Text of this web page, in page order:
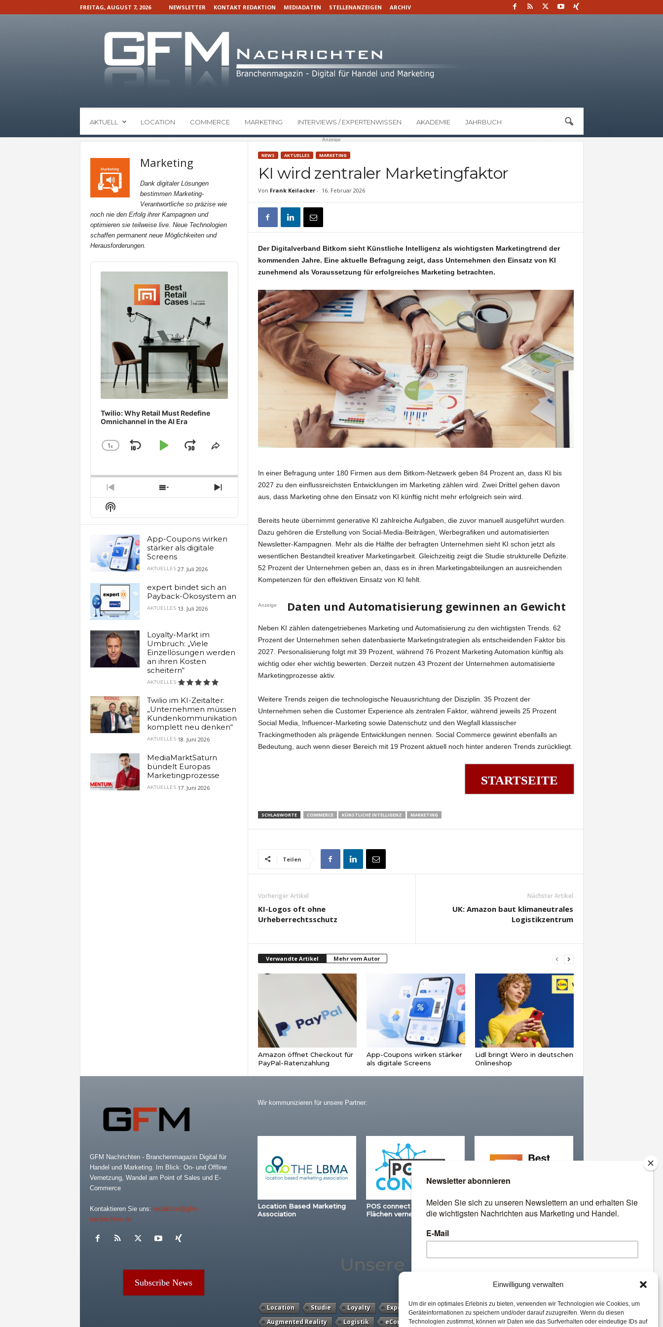
Einwilligung verwalten
Um dir ein optimales Erlebnis zu bieten, verwenden wir Technologien wie Cookies, um
Geräteinformationen zu speichern und/oder darauf zuzugreifen. Wenn du diesen
Technologien zustimmst, können wir Daten wie das Surfverhalten oder eindeutige IDs auf
FREITAG, AUGUST 7, 2026 NEWSLETTER KONTAKT REDAKTION MEDIADATEN STELLENANZEIGEN ARCHIV
M
N
AKTUELL LOCATION COMMERCE MARKETING INTERVIEWS / EXPERTENWISSEN AKADEMIE JAHRBUCH
Anzeige
NEWS AKTUELLES MARKETING
KI wird zentraler Marketingfaktor
Von Frank Keilacker- 16. Februar 2026
Der Digitalverband Bitkom sieht Künstliche Intelligenz als wichtigsten Marketingtrend der
kommenden Jahre. Eine aktuelle Befragung zeigt, dass Unternehmen den Einsatz von KI
zunehmend als Voraussetzung für erfolgreiches Marketing betrachten.
In einer Befragung unter 180 Firmen aus dem Bitkom-Netzwerk geben 84 Prozent an, dass KI bis
2027 zu den einflussreichsten Entwicklungen im Marketing zählen wird. Zwei Drittel gehen davon
aus, dass Marketing ohne den Einsatz von KI künftig nicht mehr erfolgreich sein wird.
Bereits heute übernimmt generative KI zahlreiche Aufgaben, die zuvor manuell ausgeführt wurden.
Dazu gehören die Erstellung von Social-Media-Beiträgen, Werbegrafiken und automatisierten
Newsletter-Kampagnen. Mehr als die Hälfte der befragten Unternehmen sieht KI schon jetzt als
wesentlichen Bestandteil kreativer Marketingarbeit. Gleichzeitig zeigt die Studie strukturelle Defizite.
52 Prozent der Unternehmen geben an, dass es in ihren Marketingabteilungen an ausreichenden
Kompetenzen für den effektiven Einsatz von KI fehlt.
Anzeige Daten und Automatisierung gewinnen an Gewicht
Neben KI zählen datengetriebenes Marketing und Automatisierung zu den wichtigsten Trends. 62
Prozent der Unternehmen sehen datenbasierte Marketingstrategien als entscheidenden Faktor bis
2027. Personalisierung folgt mit 39 Prozent, während 76 Prozent Marketing Automation künftig als
wichtig oder eher wichtig bewerten. Derzeit nutzen 43 Prozent der Unternehmen automatisierte
Marketingprozesse aktiv.
Weitere Trends zeigen die technologische Neuausrichtung der Disziplin. 35 Prozent der
Unternehmen sehen die Customer Experience als zentralen Faktor, während jeweils 25 Prozent
Social Media, Influencer-Marketing sowie Datenschutz und den Wegfall klassischer
Trackingmethoden als prägende Entwicklungen nennen. Social Commerce gewinnt ebenfalls an
Bedeutung, auch wenn dieser Bereich mit 19 Prozent aktuell noch hinter anderen Trends zurückliegt.
STARTSEITE
SCHLAGWORTE COMMERCE KÜNSTLICHE INTELLIGENZ MARKETING
Teilen
Vorheriger Artikel
KI-Logos oft ohne
Urheberrechtsschutz
Nächster Artikel
UK: Amazon baut klimaneutrales
Logistikzentrum
Verwandte Artikel Mehr vom Autor
Amazon öffnet Checkout für
PayPal-Ratenzahlung
App-Coupons wirken stärker
als digitale Screens
Lidl bringt Wero in deutschen
Onlineshop
Marketing
Dank digitaler Lösungen
bestimmen Marketing-
Verantwortliche so präzise wie
noch nie den Erfolg ihrer Kampagnen und
optimieren sie teilweise live. Neue Technologien
schaffen permanent neue Möglichkeiten und
Herausforderungen.
Audio
Player
Twilio: Why Retail Must Redefine
Omnichannel in the AI Era
Change
1x
SkipPlayJumpShare
Previous
Episode
Show
Episodes
Next
Episode
Show
Podcast
Information
App-Coupons wirken
stärker als digitale
Screens
AKTUELLES 27. Juli 2026
expert bindet sich an
Payback-Ökosystem an
AKTUELLES 13. Juli 2026
Loyalty-Markt im
Umbruch: „Viele
Einzellösungen werden
an ihren Kosten
scheitern“
AKTUELLES
Twilio im KI-Zeitalter:
„Unternehmen müssen
Kundenkommunikation
komplett neu denken“
AKTUELLES 18. Juni 2026
MediaMarktSaturn
bündelt Europas
Marketingprozesse
AKTUELLES 17. Juni 2026
GFM Nachrichten - Branchenmagazin Digital für
Handel und Marketing. Im Blick: On- und Offline
Vernetzung, Wandel am Point of Sales und E-
Commerce
Kontaktieren Sie uns: redaktion@gfm-
nachrichten.de
Subscribe News
Wir kommunizieren für unsere Partner:
Location Based Marketing
Association
POS connect – Stationäre
Flächen vernetzen
Best Retail Cases: Die
besten Lösungen für Händler
Unsere Themen:
Location Studie Loyalty Expertenwissen Commerce
Voice
Augmented Reality
Logistik eCommerce Best Retail Cases Payment